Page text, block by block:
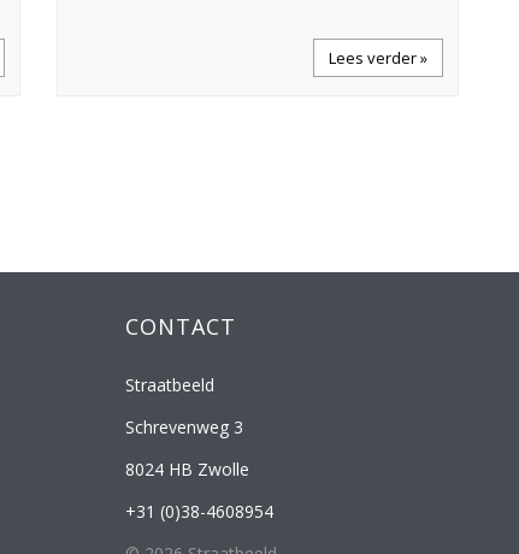
Lees verder »
CONTACT
Straatbeeld
Schrevenweg 3
8024 HB Zwolle
+31 (0)38-4608954